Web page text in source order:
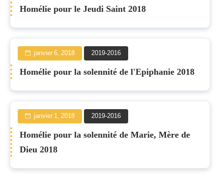
Homélie pour le Jeudi Saint 2018
janvier 6, 2018 2019-2016
Homélie pour la solennité de l'Epiphanie 2018
janvier 1, 2018 2019-2016
Homélie pour la solennité de Marie, Mère de
Dieu 2018